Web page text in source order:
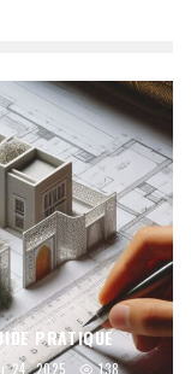
PRATIQUE
24, 2025 138